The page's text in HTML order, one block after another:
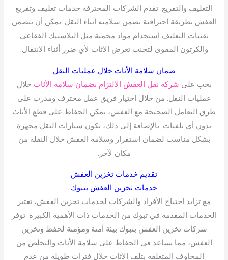
التغليف والتفريغ. تقدم الشركات المحترفة خدمات تغليف وتفريغ
العفش بطريقة احترافية تضمن سلامته أثناء النقل. يمكن أن تتضمن
تقنيات التغليف استخدام مواد محمية مثل البلاستيك الفقاعي
والكرتون المقوى لتجنب تعرض الأثاث لأي ضرر أثناء الانتقال.
ضمان سلامة الأثاث خلال عمليات النقل
يجب على شركة نقل العفش الالتزام بضمان سلامة الأثاث خلال
عمليات النقل. من خلال اختيار فريق عمل محترف ومدرب على
طرق التعامل الصحيحة مع العفش، يمكن الحفاظ على قطع الأثاث
بدون أي تلفيات. بالإضافة إلى ذلك، تكون سيارات النقل مجهزة
بشكل مناسب لضمان استقرار وسلامة العفش خلال النقلة من
مكان لآخر.
تقديم خدمات تخزين العفش
خدمات تخزين العفش بتبوك
مع تزايد احتياج الأفراد والشركات لخدمات تخزين العفش، تعتبر
الخدمات المقدمة في تبوك من الخدمات ذات الأهمية الكبيرة. توفر
شركات تخزين العفش بتبوك بيئة آمنة ومؤمنة لحفظ وتخزين
العفش، مما يساعد في الحفاظ على سلامة الأثاث والتخلص من
المخاوف المتعلقة بتلف الأثاث خلال فترات طويلة من عدم